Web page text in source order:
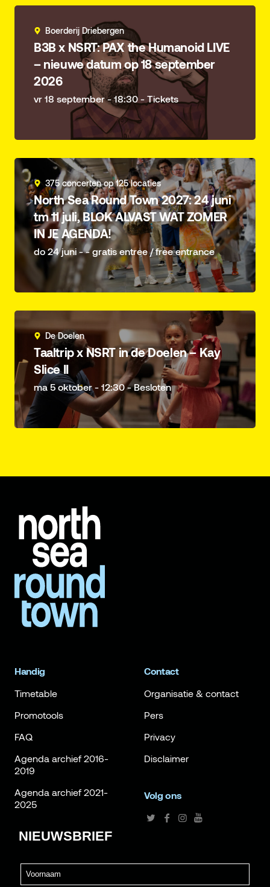
Boerderij Driebergen
B3B x NSRT: PAX the Humanoid LIVE
– nieuwe datum op 18 september
2026
vr 18 september - 18:30 - Tickets
375 concerten op 125 locaties
North Sea Round Town 2027: 24 juni
tm 11 juli, BLOK ALVAST WAT ZOMER
IN JE AGENDA!
do 24 juni - - gratis entree / free entrance
De Doelen
Taaltrip x NSRT in de Doelen – Kay
Slice II
ma 5 oktober - 12:30 - Besloten
Handig
Timetable
Promotools
FAQ
Agenda archief 2016-
2019
Agenda archief 2021-
2025
Contact
Organisatie & contact
Pers
Privacy
Disclaimer
Volg ons